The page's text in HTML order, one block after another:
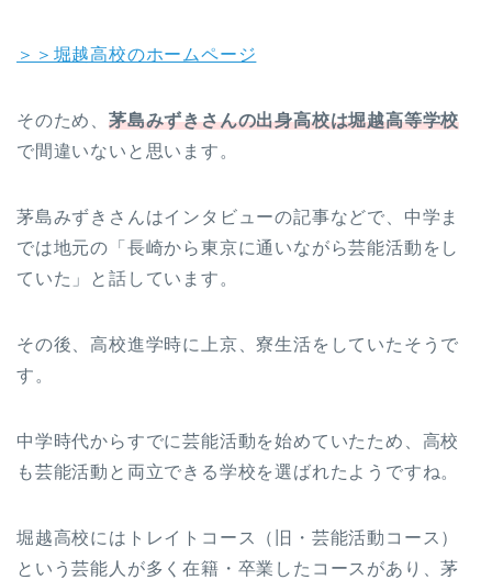
＞＞堀越高校のホームページ
そのため、 茅島みずきさんの出身高校は堀越高等学校
で間違いないと思います。
茅島みずきさんはインタビューの記事などで、中学ま
では地元の「長崎から東京に通いながら芸能活動をし
ていた」と話しています。
その後、高校進学時に上京、寮生活をしていたそうで
す。
中学時代からすでに芸能活動を始めていたため、高校
も芸能活動と両立できる学校を選ばれたようですね。
堀越高校にはトレイトコース（旧・芸能活動コース）
という芸能人が多く在籍・卒業したコースがあり、茅